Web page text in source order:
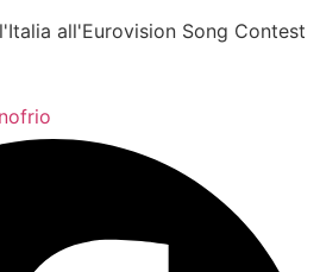
all'Eurovision Song Contest